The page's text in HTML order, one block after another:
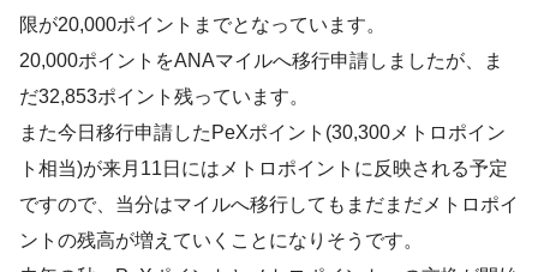
限が20,000ポイントまでとなっています。
20,000ポイントをANAマイルへ移行申請しましたが、ま
だ32,853ポイント残っています。
また今日移行申請したPeXポイント(30,300メトロポイン
ト相当)が来月11日にはメトロポイントに反映される予定
ですので、当分はマイルへ移行してもまだまだメトロポイ
ントの残高が増えていくことになりそうです。